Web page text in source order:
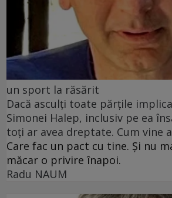
un sport la răsărit
Dacă asculți toate părțile
Simonei Halep, inclusiv pe ea
toți ar avea dreptate. Cum vine
Care fac un pact cu tine. Și nu
măcar o privire înapoi.
Radu NAUM